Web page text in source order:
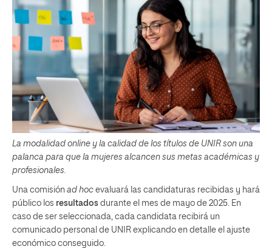
La modalidad online y la calidad de los títulos de UNIR son una
palanca para que la mujeres alcancen sus metas académicas y
profesionales.
Una comisión ad hoc evaluará las candidaturas recibidas y hará
público los resultados durante el mes de mayo de 2025. En
caso de ser seleccionada, cada candidata recibirá un
comunicado personal de UNIR explicando en detalle el ajuste
económico conseguido.